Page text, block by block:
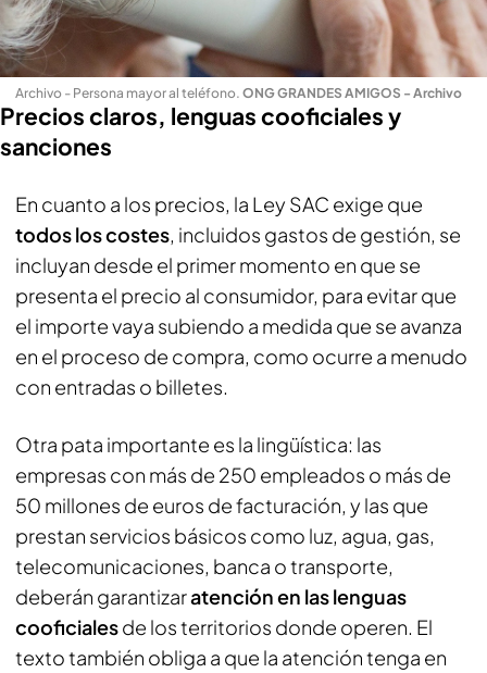
Archivo - Persona mayor al teléfono. ONG GRANDES AMIGOS - Archivo
Precios claros, lenguas cooficiales y
sanciones
En cuanto a los precios, la Ley SAC exige que
todos los costes, incluidos gastos de gestión, se
incluyan desde el primer momento en que se
presenta el precio al consumidor, para evitar que
el importe vaya subiendo a medida que se avanza
en el proceso de compra, como ocurre a menudo
con entradas o billetes.
Otra pata importante es la lingüística: las
empresas con más de 250 empleados o más de
50 millones de euros de facturación, y las que
prestan servicios básicos como luz, agua, gas,
telecomunicaciones, banca o transporte,
deberán garantizaratención en las lenguas
cooficialesde los territorios donde operen. El
texto también obliga a que la atención tenga en